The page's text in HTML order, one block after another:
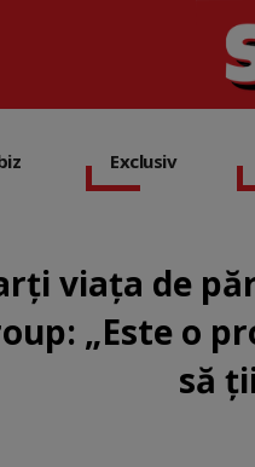
Exclusiv
viața de
„Este o
să